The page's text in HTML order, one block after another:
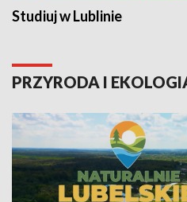
Studiuj w Lublinie
PRZYRODA I